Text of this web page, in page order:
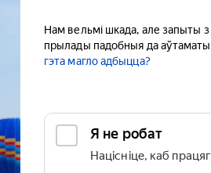
Нам вельмі шкада, але запыты
прылады падобныя да
гэта магло адбыцца?
Я не робат
Націсніце, каб